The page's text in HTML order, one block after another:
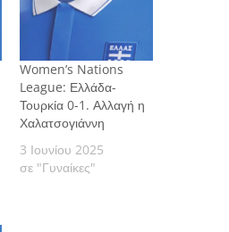
Women’s Nations
League: Ελλάδα-
Τουρκία 0-1. Αλλαγή η
Χαλατσογιάννη
3 Ιουνίου 2025
σε "Γυναίκες"